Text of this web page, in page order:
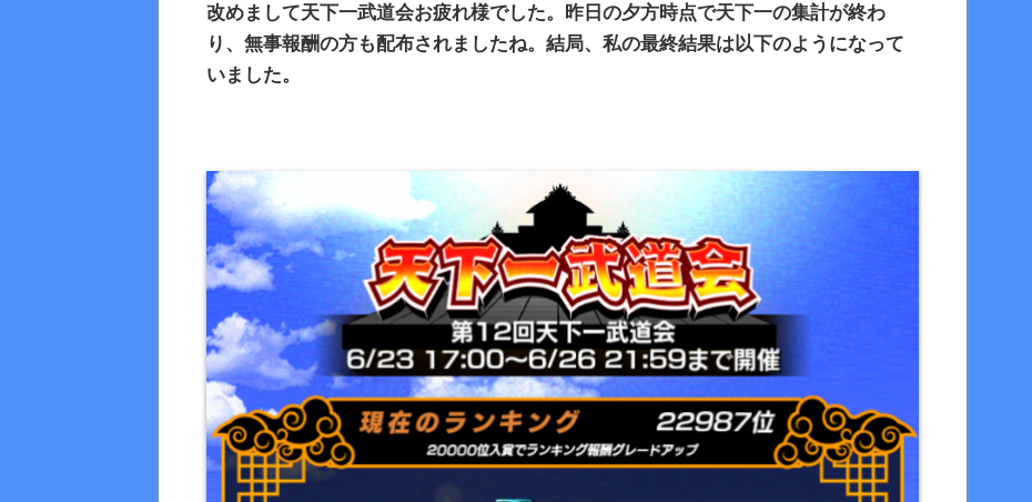
改めまして天下一武道会お疲れ様でした。昨日の夕方時点で天下一の集計が終わ
り、無事報酬の方も配布されましたね。結局、私の最終結果は以下のようになって
いました。